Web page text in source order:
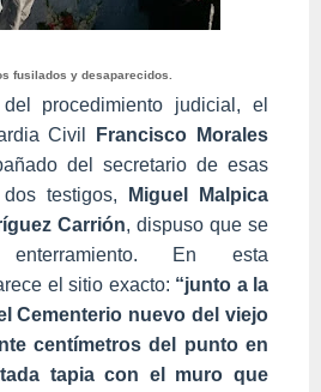
fusilados y desaparecidos.
procedimiento judicial, el
Civil
Francisco Morales
del secretario de esas
testigos, Miguel Malpica
Carrión, dispuso que se
En esta
el sitio exacto: “junto a la
Cementerio nuevo del viejo
centímetros del punto en
tapia con el muro que